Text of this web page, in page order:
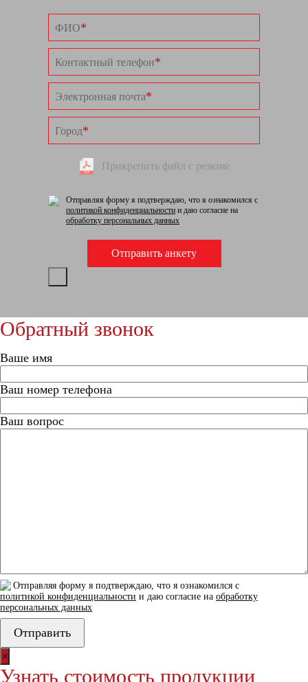
ФИО*
Контактный телефон*
Электронная почта*
Город*
Прикрепить файл с резюме
Отправляя форму я подтверждаю, что я ознакомился с
политикой конфиденциальности и даю согласие на
обработку персональных данных
Обратный звонок
Ваше имя
Ваш номер телефона
Ваш вопрос
Отправляя форму я подтверждаю, что я ознакомился с
политикой конфиденциальности и даю согласие на обработку
персональных данных
×
Узнать стоимость продукции